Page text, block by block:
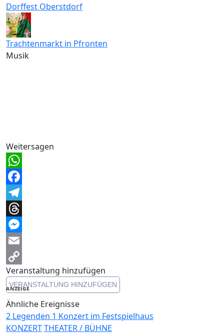
Dorffest Oberstdorf
Trachtenmarkt in Pfronten
Musik
Weitersagen
WhatsApp
Facebook
Telegram
Threads
Messenger
Email
Copy
Link
Veranstaltung hinzufügen
VERANSTALTUNG HINZUFÜGEN
ANZEIGE
Ähnliche Ereignisse
2 Legenden 1 Konzert im Festspielhaus
KONZERTTHEATER / BÜHNE